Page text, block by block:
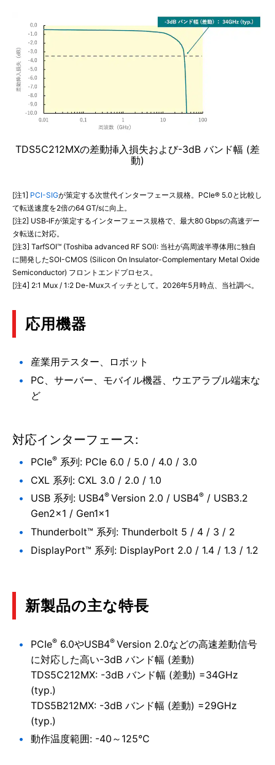
TDS5C212MXの差動挿入損失および-3dB バンド幅 (差
動)
[注1] PCI-SIGが策定する次世代インターフェース規格。PCIe® 5.0と比較し
て転送速度を2倍の64 GT/sに向上。
[注2] USB‑IFが策定するインターフェース規格で、最大80 Gbpsの高速デー
タ転送に対応。
[注3] TarfSOI™ (Toshiba advanced RF SOI): 当社が高周波半導体用に独自
に開発したSOI-CMOS (Silicon On Insulator-Complementary Metal Oxide
Semiconductor) フロントエンドプロセス。
[注4] 2:1 Mux / 1:2 De-Muxスイッチとして。2026年5月時点、当社調べ。
応用機器
産業用テスター、ロボット
PC、サーバー、モバイル機器、ウエアラブル端末な
ど
対応インターフェース:
PCIe® 系列: PCIe 6.0 / 5.0 / 4.0 / 3.0
CXL 系列: CXL 3.0 / 2.0 / 1.0
USB 系列: USB4® Version 2.0 / USB4® / USB3.2
Gen2×1 / Gen1×1
Thunderbolt™ 系列: Thunderbolt 5 / 4 / 3 / 2
DisplayPort™ 系列: DisplayPort 2.0 / 1.4 / 1.3 / 1.2
新製品の主な特長
PCIe® 6.0やUSB4® Version 2.0などの高速差動信号
に対応した高い-3dB バンド幅 (差動)
TDS5C212MX: -3dB バンド幅 (差動) =34GHz
(typ.)
TDS5B212MX: -3dB バンド幅 (差動) =29GHz
(typ.)
動作温度範囲: -40～125°C